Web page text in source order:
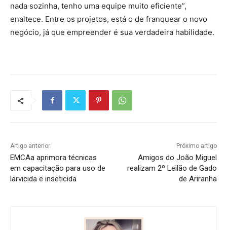
nada sozinha, tenho uma equipe muito eficiente”,
enaltece. Entre os projetos, está o de franquear o novo
negócio, já que empreender é sua verdadeira habilidade.
Artigo anterior
EMCAa aprimora técnicas
em capacitação para uso de
larvicida e inseticida
Próximo artigo
Amigos do João Miguel
realizam 2º Leilão de Gado
de Ariranha